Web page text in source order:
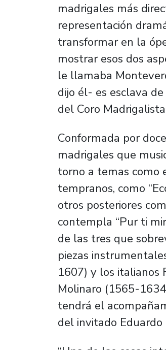
madrigales más
representación
transformar en la
mostrar esos dos
le llamaba
dijo él- es esclava
del Coro
Conformada por
madrigales que
torno a temas
tempranos, como
otros posteriores
contempla “Pur ti
de las tres que
piezas
1607) y los italianos
Molinaro (1565-
tendrá el
del invitado Eduardo